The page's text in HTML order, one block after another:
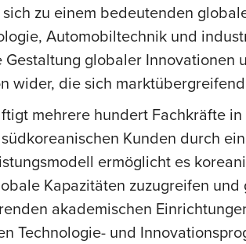
zu einem bedeutenden
Automobiltechnik und
Gestaltung globaler
wider, die sich
mehrere hundert Fachkräfte
Kunden durch
ermöglicht es
Kapazitäten zuzugreifen
akademischen
Technologie- und